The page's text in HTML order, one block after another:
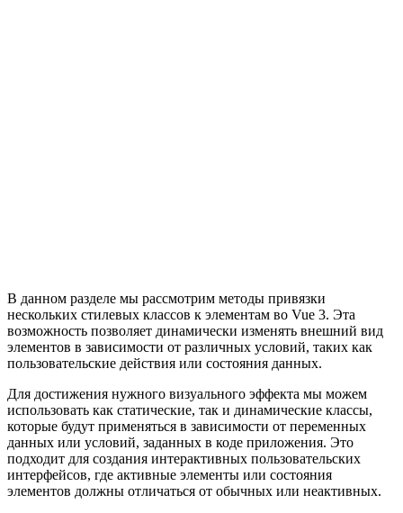
В данном разделе мы рассмотрим методы привязки
нескольких стилевых классов к элементам во Vue 3. Эта
возможность позволяет динамически изменять внешний вид
элементов в зависимости от различных условий, таких как
пользовательские действия или состояния данных.
Для достижения нужного визуального эффекта мы можем
использовать как статические, так и динамические классы,
которые будут применяться в зависимости от переменных
данных или условий, заданных в коде приложения. Это
подходит для создания интерактивных пользовательских
интерфейсов, где активные элементы или состояния
элементов должны отличаться от обычных или неактивных.